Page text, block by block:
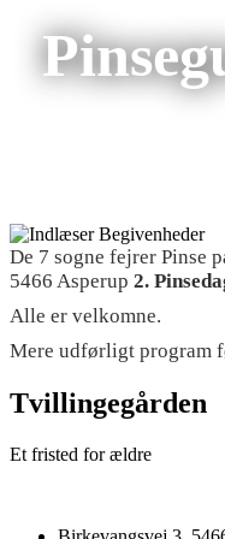
De 7 sogne fejrer Pinse
5466 Asperup 2.
Alle er velkomne.
Mere udførligt program
Tvillingegården
Et fristed for ældre